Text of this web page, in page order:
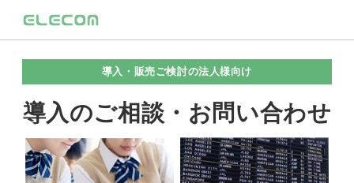
導入・販売ご検討の法人様向け
導入のご相談・お問い合わせ